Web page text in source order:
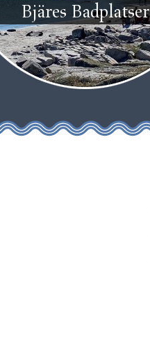
Bjäres Badplatser